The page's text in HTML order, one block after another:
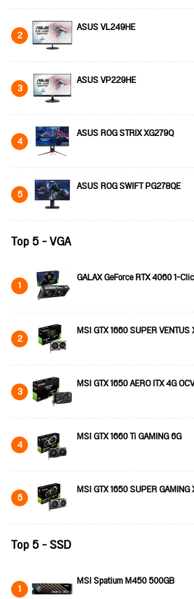
2 ASUS VL249HE
3 ASUS VP229HE
4 ASUS ROG STRIX XG279Q
5 ASUS ROG SWIFT PG278QE
Top 5 - VGA
1 GALAX GeForce RTX 4060 1-
2 MSI GTX 1660 SUPER VENTUS
3 MSI GTX 1650 AERO ITX 4G
4 MSI GTX 1660 Ti GAMING 6G
5 MSI GTX 1650 SUPER GAMING
Top 5 - SSD
1 MSI Spatium M450 500GB